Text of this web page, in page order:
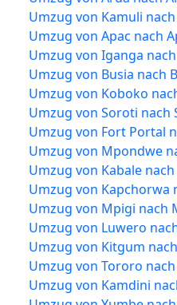
Umzug von Kamuli
Umzug von Apac nach
Umzug von Iganga
Umzug von Busia nach
Umzug von Koboko
Umzug von Soroti nach
Umzug von Fort Portal
Umzug von Mpondwe
Umzug von Kabale
Umzug von Kapchorwa
Umzug von Mpigi nach
Umzug von Luwero
Umzug von Kitgum
Umzug von Tororo
Umzug von Kamdini